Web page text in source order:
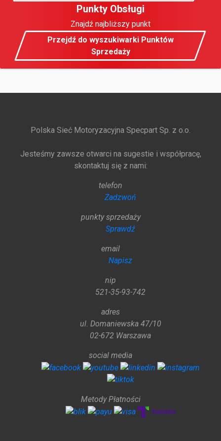
Punkty Obsługi
Znajdź najbliższy punkt
Przejdź do wyszukiwarki Punktów
Sprzedaży
Polska Sieć Motoryzacyjna Specpart Sp. z o.o.
Jesteśmy zawsze otwarci na sugestie i współpracę,
skontaktuj się z nami:
telefon
Zadzwoń
punkty sprzedaży
Sprawdź
email
Napisz
nip
521-35-93-742
adres
ul. Domaniewska 47/10
02-672 Warszawa
social media
Metody Płatności